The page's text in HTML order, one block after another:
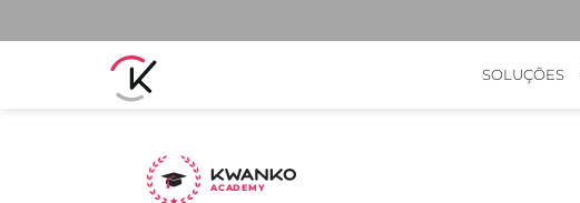
SOLUÇÕES
ACADEMY